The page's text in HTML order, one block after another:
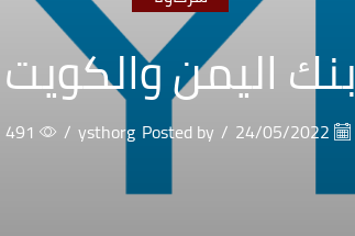
بنك اليمن والكويت
/
Posted by
ysthorg
/
491